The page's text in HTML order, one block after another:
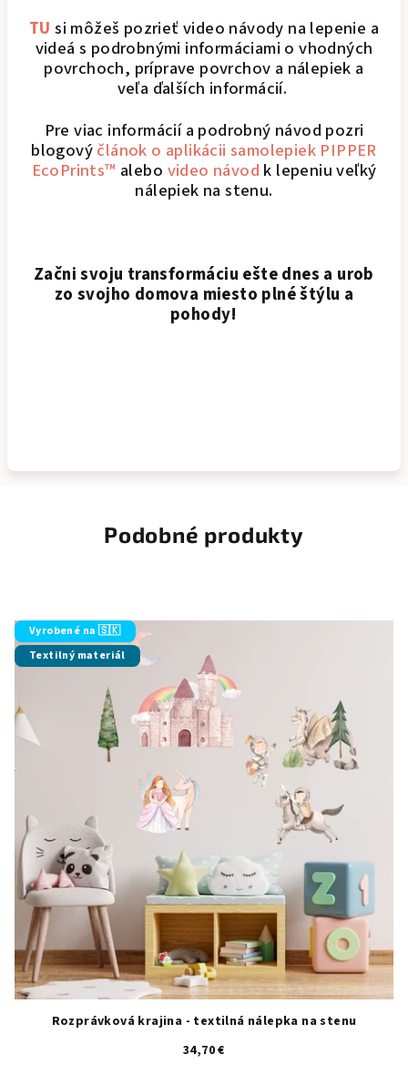
TU si môžeš pozrieť video návody na lepenie a
videá s podrobnými informáciami o vhodných
povrchoch, príprave povrchov a nálepiek a
veľa ďalších informácií.
Pre viac informácií a podrobný návod pozri
blogovýčlánok o aplikácii samolepiek PIPPER
EcoPrints™ alebo video návod k lepeniu veľký
nálepiek na stenu.
Začni svoju transformáciu ešte dnes a urob
zo svojho domova miesto plné štýlu a
pohody!
Podobné produkty
Vyrobené na 🇸🇰
Textilný materiál
Rozprávková krajina - textilná nálepka na stenu
34,70 €